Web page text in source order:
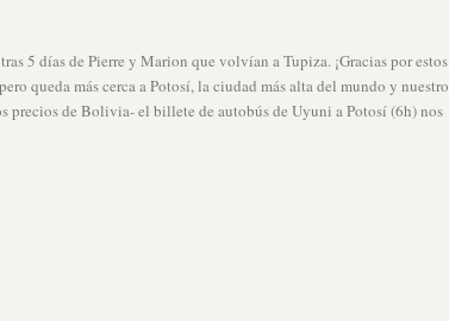
5 días de Pierre y Marion que volvían a Tupiza. ¡Gracias por estos
queda más cerca a Potosí, la ciudad más alta del mundo y nuestro
precios de Bolivia- el billete de autobús de Uyuni a Potosí (6h) nos